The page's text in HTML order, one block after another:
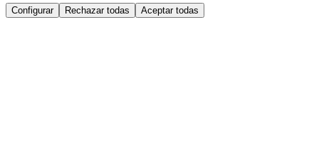
Configurar Rechazar todas Aceptar todas